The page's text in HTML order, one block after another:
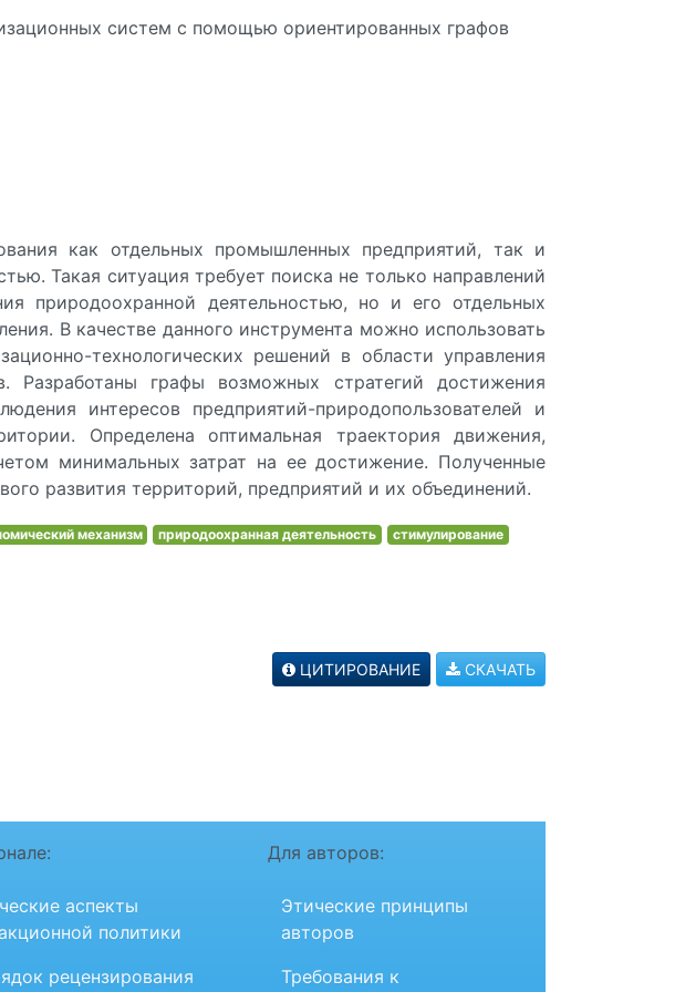
систем с помощью ориентированных графов
как отдельных промышленных предприятий, так и
Такая ситуация требует поиска не только направлений
природоохранной деятельностью, но и его отдельных
В качестве данного инструмента можно использовать
технологических решений в области управления
Разработаны графы возможных стратегий достижения
интересов предприятий-природопользователей и
Определена оптимальная траектория движения,
минимальных затрат на ее достижение. Полученные
развития территорий, предприятий и их объединений.
механизм природоохранная деятельность стимулирование
ЦИТИРОВАНИЕ СКАЧАТЬ
аспекты
политики
рецензирования
Для авторов:
Этические принципы
авторов
Требования к